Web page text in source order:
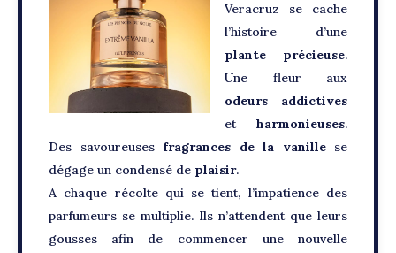
Veracruz se cache
l’histoire d’une
plante précieuse.
Une fleur aux
odeurs addictives
et harmonieuses.
Des savoureuses fragrances de la vanille se
dégage un condensé de plaisir.
A chaque récolte qui se tient, l’impatience des
parfumeurs se multiplie. Ils n’attendent que leurs
gousses afin de commencer une nouvelle